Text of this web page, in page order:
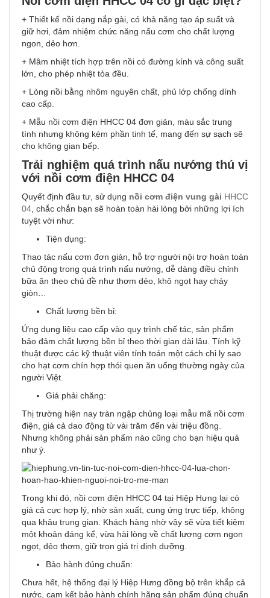
+ Thiết kế nồi dạng nắp gài, có khả năng tạo áp suất và
giữ hơi, đảm nhiệm chức năng nấu cơm cho chất lượng
ngon, dẻo hơn.
+ Mâm nhiệt tích hợp trên nồi có đường kính và công suất
lớn, cho phép nhiệt tỏa đều.
+ Lòng nồi bằng nhôm nguyên chất, phủ lớp chống dính
cao cấp.
+ Mẫu nồi cơm điện HHCC 04 đơn giản, màu sắc trung
tính nhưng không kém phần tinh tế, mang đến sự sạch sẽ
cho không gian bếp.
Trải nghiệm quá trình nấu nướng thú vị
với nồi cơm điện HHCC 04
Quyết định đầu tư, sử dụng nồi cơm điện vung gài HHCC
04 , chắc chắn bạn sẽ hoàn toàn hài lòng bởi những lợi ích
tuyệt vời như:
Tiện dụng:
Thao tác nấu cơm đơn giản, hỗ trợ người nội trợ hoàn toàn
chủ động trong quá trình nấu nướng, dễ dàng điều chỉnh
bữa ăn theo chủ đề như thơm dẻo, khô ngọt hay cháy
giòn…
Chất lượng bền bỉ:
Ứng dụng liệu cao cấp vào quy trình chế tác, sản phẩm
bảo đảm chất lượng bền bỉ theo thời gian dài lâu. Tính kỹ
thuật được các kỹ thuật viên tính toán một cách chi ly sao
cho hạt cơm chín hợp thói quen ăn uống thường ngày của
người Việt.
Giá phải chăng:
Thị trường hiện nay tràn ngập chủng loại mẫu mã nồi cơm
điện, giá cả dao động từ vài trăm đến vài triệu đồng.
Nhưng không phải sản phẩm nào cũng cho bạn hiệu quả
như ý.
Trong khi đó, nồi cơm điện HHCC 04 tại Hiệp Hưng lại có
giá cả cực hợp lý, nhờ sản xuất, cung ứng trực tiếp, không
qua khâu trung gian. Khách hàng nhờ vậy sẽ vừa tiết kiệm
một khoản đáng kể, vừa hài lòng về chất lượng cơm ngon
ngọt, dẻo thơm, giữ trọn giá trị dinh dưỡng.
Bảo hành đúng chuẩn:
Chưa hết, hệ thống đại lý Hiệp Hưng đồng bộ trên khắp cả
nước, cam kết bảo hành chính hãng sản phẩm đúng chuẩn